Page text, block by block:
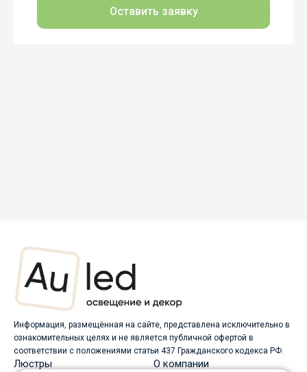
Оставить заявку
Информация, размещённая на сайте, представлена исключительно в
ознакомительных целях и не является публичной офертой в
соответствии с положениями статьи 437 Гражданского кодекса РФ.
Люстры
О компании